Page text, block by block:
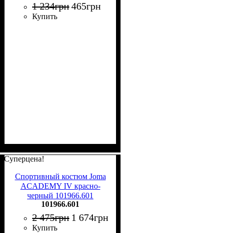
1 234грн465грн
Купить
Суперцена!
Спортивный костюм Joma
ACADEMY IV красно-
черный 101966.601
101966.601
2 475грн 1 674грн
Купить